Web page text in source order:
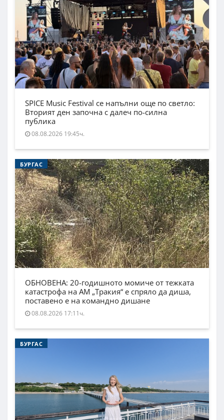
SPICE Music Festival се напълни още по светло:
Вторият ден започна с далеч по-силна
публика
08.08.2026 19:45ч.
БУРГАС
ОБНОВЕНА: 20-годишното момиче от тежката
катастрофа на АМ „Тракия“ е спряло да диша,
поставено е на командно дишане
08.08.2026 17:11ч.
БУРГАС